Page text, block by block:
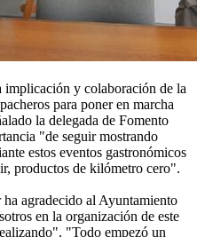
implicación y colaboración de la
para poner en marcha
la delegada de Fomento
"de seguir mostrando
estos eventos gastronómicos
productos de kilómetro cero".
agradecido al Ayuntamiento
en la organización de este
"Todo empezó un